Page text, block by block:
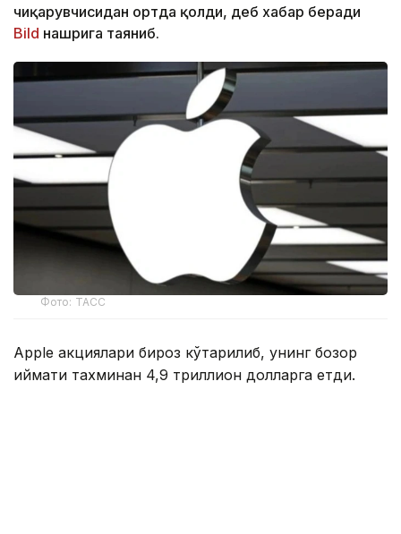
чиқарувчисидан ортда қолди, деб хабар беради
Bild нашрига таяниб.
Фото: ТАСС
Apple акциялари бироз кўтарилиб, унинг бозор
қиймати тахминан 4,9 триллион долларга етди.